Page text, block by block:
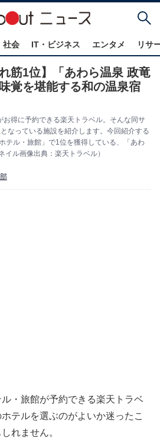
社会 IT・ビジネス エンタメ リサ
筋1位】「あわら温泉 政竜
覚を堪能する和の温泉宿
お得に予約できる楽天トラベル。そんな同サ
なっている施設を紹介します。今回紹介する
テル・旅館」で1位を獲得している、「あわ
イル画像出典：楽天トラベル）
・旅館が予約できる楽天トラベ
テルを選ぶのがよいか迷ったこ
れません。